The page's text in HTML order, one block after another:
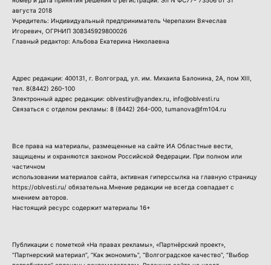
августа 2018
Учредитель: Индивидуальный предприниматель Черепахин Вячеслав
Игоревич, ОГРНИП 308345929800026
Главный редактор: Альбова Екатерина Николаевна
Адрес редакции: 400131, г. Волгоград, ул. им. Михаила Балонина, 2А, пом XIII,
тел. 8(8442) 260-100
Электронный адрес редакции: oblvestiru@yandex.ru, info@oblvesti.ru
Связаться с отделом рекламы: 8 (8442) 264-000 , tumanova@fm104.ru
Все права на материалы, размещенные на сайте ИА Областные вести,
защищены и охраняются законом Российской Федерации. При полном или
частичном
использовании материалов сайта, активная гиперссылка на главную страницу
https://oblvesti.ru/ обязательна.Мнение редакции не всегда совпадает с
мнением авторов.
Настоящий ресурс содержит материалы 16+
Публикации с пометкой «На правах рекламы», «Партнёрский проект»,
“Партнерский материал”, “Как экономить”, “Волгоградское качество”, “Выбор